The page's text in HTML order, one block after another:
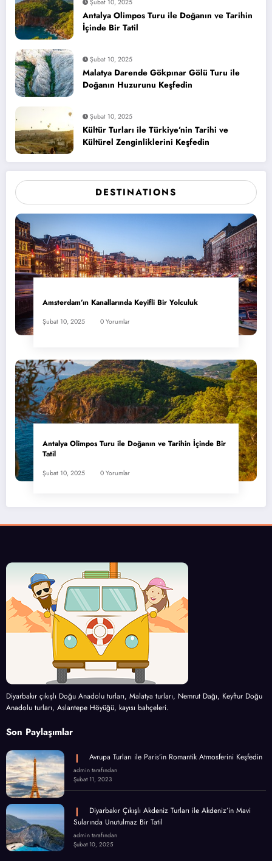
Şubat 10, 2025
Antalya Olimpos Turu ile Doğanın ve Tarihin
İçinde Bir Tatil
Şubat 10, 2025
Malatya Darende Gökpınar Gölü Turu ile
Doğanın Huzurunu Keşfedin
Şubat 10, 2025
Kültür Turları ile Türkiye’nin Tarihi ve
Kültürel Zenginliklerini Keşfedin
DESTINATIONS
Amsterdam’ın Kanallarında Keyifli Bir Yolculuk
Şubat 10, 2025 0 Yorumlar
Antalya Olimpos Turu ile Doğanın ve Tarihin İçinde Bir
Tatil
Şubat 10, 2025 0 Yorumlar
Diyarbakır çıkışlı Doğu Anadolu turları, Malatya turları, Nemrut Dağı, Keyftur Doğu
Anadolu turları, Aslantepe Höyüğü, kayısı bahçeleri.
Son Paylaşımlar
Avrupa Turları ile Paris’in Romantik Atmosferini Keşfedin
admin tarafından
Şubat 11, 2023
Diyarbakır Çıkışlı Akdeniz Turları ile Akdeniz’in Mavi
Sularında Unutulmaz Bir Tatil
admin tarafından
Şubat 10, 2025